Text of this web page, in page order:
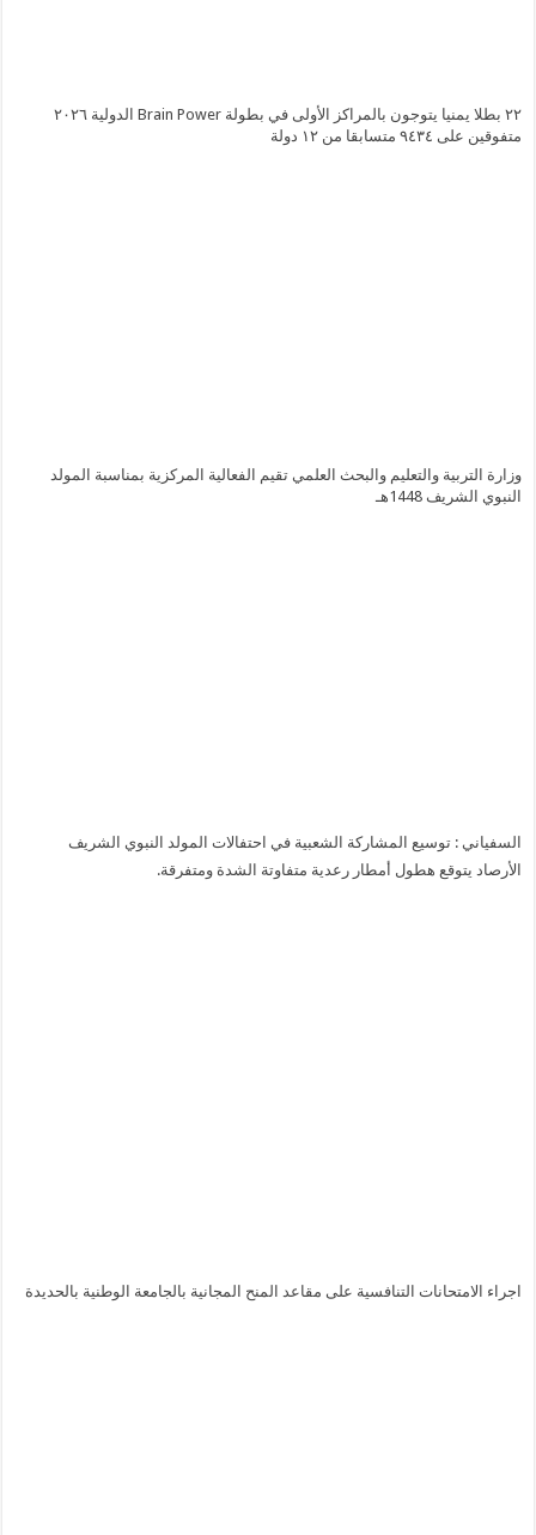
٢٢ بطلا يمنيا يتوجون بالمراكز الأولى في بطولة Brain Power الدولية ٢٠٢٦
متفوقين على ٩٤٣٤ متسابقا من ١٢ دولة
وزارة التربية والتعليم والبحث العلمي تقيم الفعالية المركزية بمناسبة المولد
النبوي الشريف 1448هـ
السفياني : توسيع المشاركة الشعبية في احتفالات المولد النبوي الشريف
الأرصاد يتوقع هطول أمطار رعدية متفاوتة الشدة ومتفرقة.
اجراء الامتحانات التنافسية على مقاعد المنح المجانية بالجامعة الوطنية بالحديدة